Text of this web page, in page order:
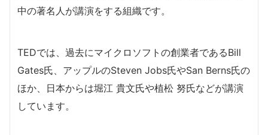
中の著名人が講演をする組織です。
TEDでは、過去にマイクロソフトの創業者であるBill
Gates氏、アップルのSteven Jobs氏やSan Berns氏の
ほか、日本からは堀江 貴文氏や植松 努氏などが講演
しています。